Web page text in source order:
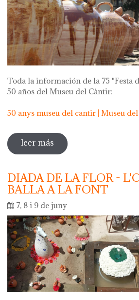
Toda la información de la 75 "Festa
50 años del Museu del Càntir:
50 anys museu del cantir | Museu
leer más sobre 75 "festa del
DIADA DE LA FLOR -
BALLA A LA FONT
7, 8 i 9 de juny